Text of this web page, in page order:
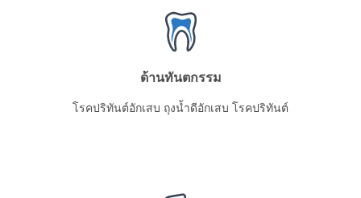
ด้านทันตกรรม
โรคปริทันต์อักเสบ ถุงน้ำดีอักเสบ โรคปริทันต์